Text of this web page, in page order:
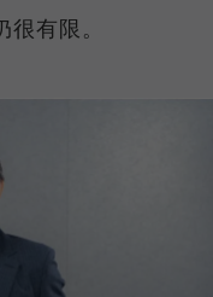
有限。